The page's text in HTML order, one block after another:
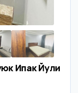
Ипак Йули